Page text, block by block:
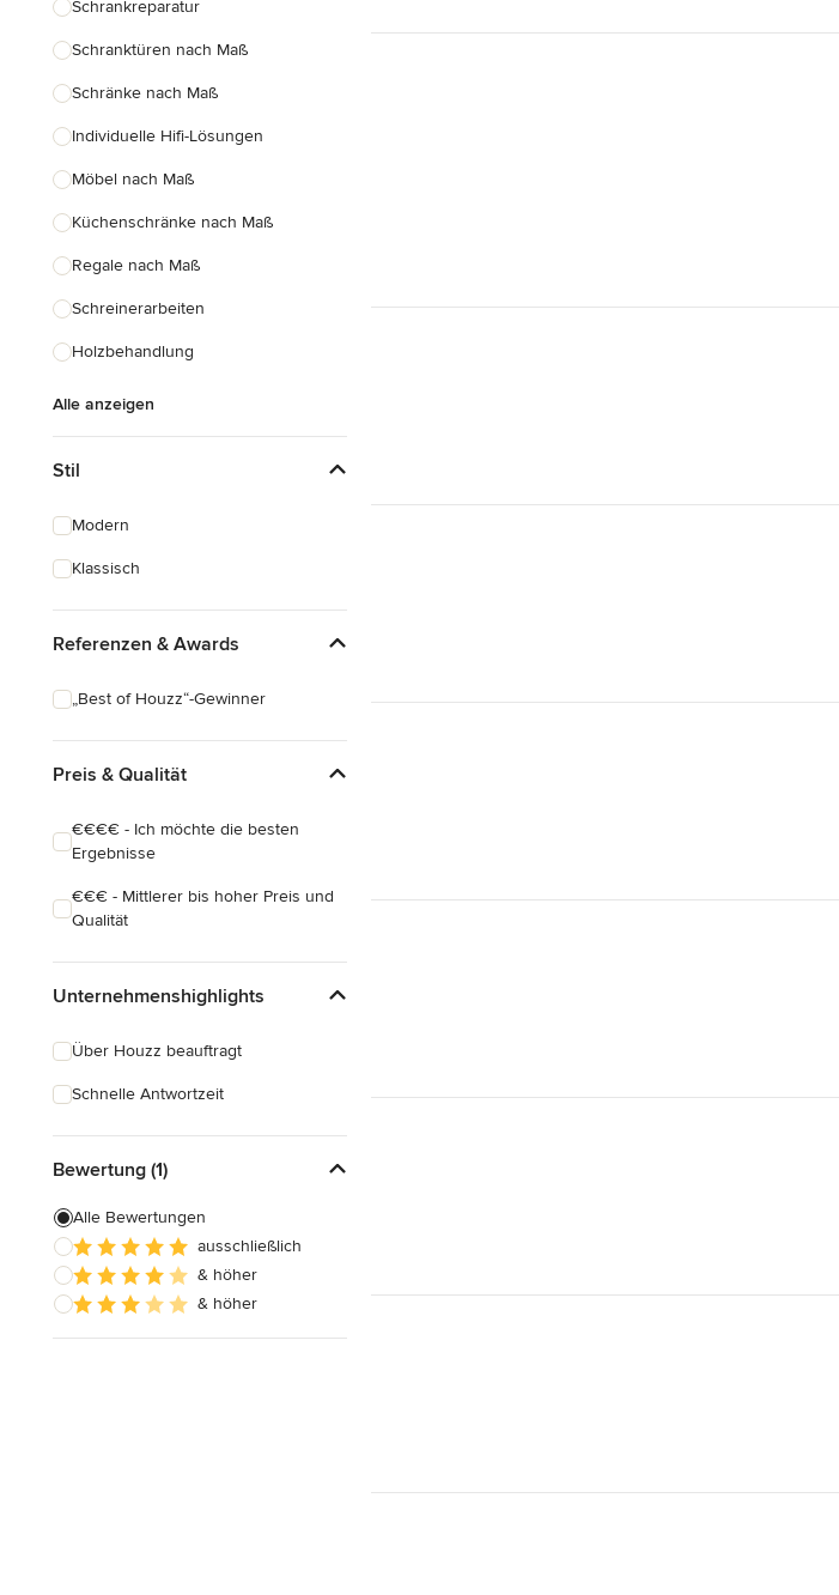
Schrankreparatur
Schranktüren nach Maß
Schränke nach Maß
Individuelle Hifi-Lösungen
Möbel nach Maß
Küchenschränke nach Maß
Regale nach Maß
Schreinerarbeiten
Holzbehandlung
Alle anzeigen
Stil
Modern
Klassisch
Referenzen & Awards
„Best of Houzz“-Gewinner
Preis & Qualität
€€€€ - Ich möchte die besten
Ergebnisse
€€€ - Mittlerer bis hoher Preis und
Qualität
Unternehmenshighlights
Über Houzz beauftragt
Schnelle Antwortzeit
Bewertung (1)
Alle Bewertungen
ausschließlich
& höher
& höher